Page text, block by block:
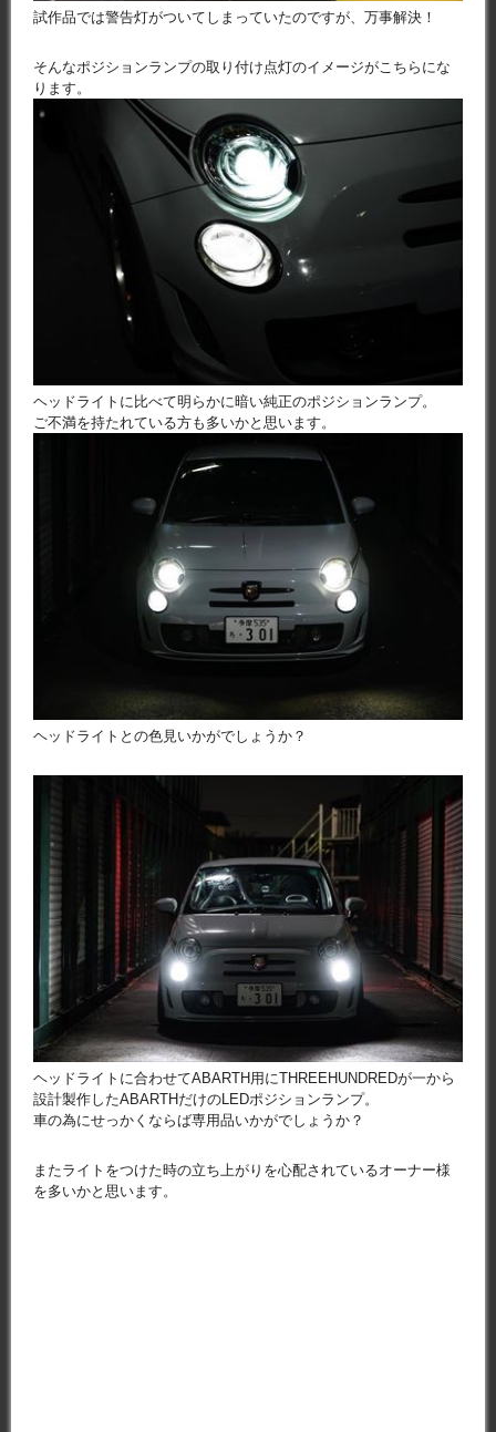
試作品では警告灯がついてしまっていたのですが、万事解決！
そんなポジションランプの取り付け点灯のイメージがこちらにな
ります。
ヘッドライトに比べて明らかに暗い純正のポジションランプ。
ご不満を持たれている方も多いかと思います。
ヘッドライトとの色見いかがでしょうか？
ヘッドライトに合わせてABARTH用にTHREEHUNDREDが一から
設計製作したABARTHだけのLEDポジションランプ。
車の為にせっかくならば専用品いかがでしょうか？
またライトをつけた時の立ち上がりを心配されているオーナー様
を多いかと思います。